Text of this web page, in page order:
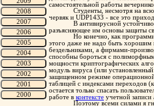
самостоятельной работы
Cтуденты, несмотря на
червяк и UDP1433 - все это
В антивирусной
разъясняющее им основы защиты
Но конечно, как
этого даже не надо быть хорошим
бездельниками, а фирмами-
способны бороться с
мощности криптографических
модуль вируса (или
защищенном режиме операционной
таблицей с индексами переходов
остается только спасать
работе в контексте учетной
Поэтому всеми силами я